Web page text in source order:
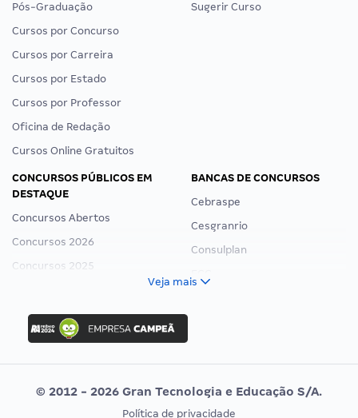
Pós-Graduação
Cursos por Concurso
Cursos por Carreira
Cursos por Estado
Cursos por Professor
Oficina de Redação
Cursos Online Gratuitos
Sugerir Curso
CONCURSOS PÚBLICOS EM
DESTAQUE
Concursos Abertos
Concursos 2026
Concursos 2025
Concurso Ibama
Concurso MPU
Editais publicados
BANCAS DE CONCURSOS
Cebraspe
Cesgranrio
Consulplan
Vunesp
Veja mais
© 2012 - 2026 Gran Tecnologia e Educação S/A.
Política de privacidade